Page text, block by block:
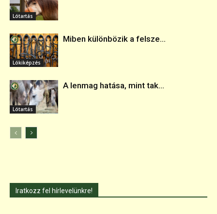
Lótartás
Lókiképzés
Miben különbözik a felsze...
Lótartás
A lenmag hatása, mint tak...
Iratkozz fel hírlevelünkre!